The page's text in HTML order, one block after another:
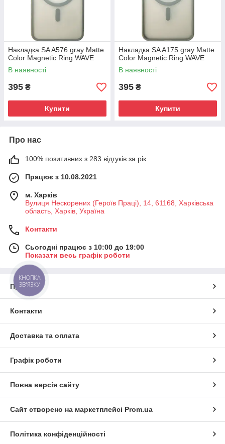
Накладка SA A576 gray Matte
Color Magnetic Ring WAVE
В наявності
395 ₴
Купити
Накладка SA A175 gray Matte
Color Magnetic Ring WAVE
В наявності
395 ₴
Купити
Про нас
100% позитивних з 283 відгуків за рік
Працює з 10.08.2021
м. Харків
Вулиця Нескорених (Героїв Праці), 14, 61168, Харківська
область, Харків, Україна
Контакти
Сьогодні працює з 10:00 до 19:00
Показати весь графік роботи
Про нас
Контакти
Доставка та оплата
Графік роботи
Повна версія сайту
Сайт створено на маркетплейсі Prom.ua
Політика конфіденційності
КНОПКА
ЗВ'ЯЗКУ